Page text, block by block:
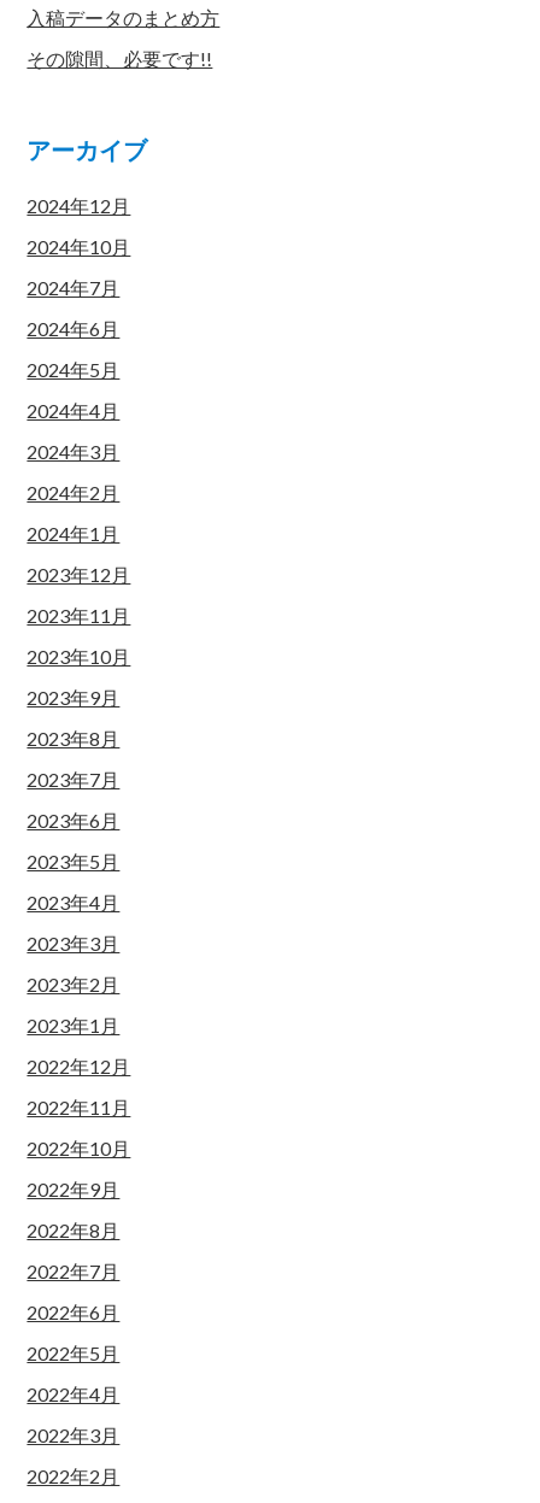
入稿データのまとめ方
その隙間、必要です!!
アーカイブ
2024年12月
2024年10月
2024年7月
2024年6月
2024年5月
2024年4月
2024年3月
2024年2月
2024年1月
2023年12月
2023年11月
2023年10月
2023年9月
2023年8月
2023年7月
2023年6月
2023年5月
2023年4月
2023年3月
2023年2月
2023年1月
2022年12月
2022年11月
2022年10月
2022年9月
2022年8月
2022年7月
2022年6月
2022年5月
2022年4月
2022年3月
2022年2月